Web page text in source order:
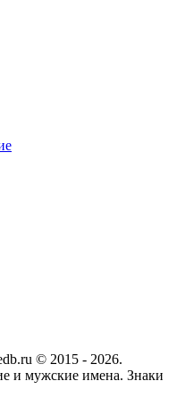
© 2015 - 2026.
и мужские имена. Знаки